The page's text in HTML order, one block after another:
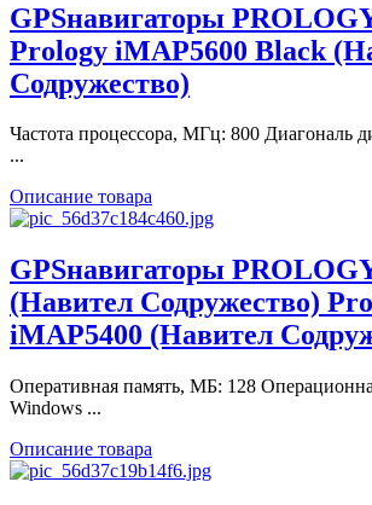
GPSнавигаторы
Prology iMAP5600 Black
Содружество)
Частота процессора, МГц: 800 Диагональ
...
Описание товара
GPSнавигаторы
(Навител Содружество)
iMAP5400 (Навител
Оперативная память, МБ: 128
Windows ...
Описание товара